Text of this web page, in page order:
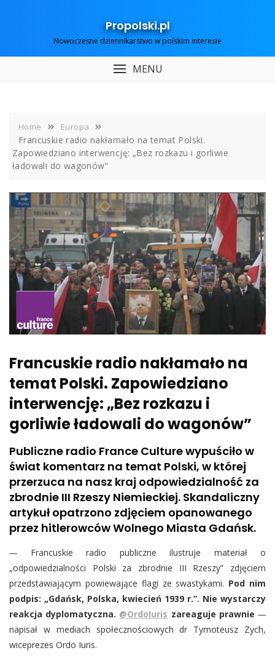
Propolski.pl
Nowoczesne dziennikarstwo w polskim interesie
MENU
Home Europa
Francuskie radio nakłamało na temat Polski.
Zapowiedziano interwencję: „Bez rozkazu i gorliwie
ładowali do wagonów”
Francuskie radio nakłamało na
temat Polski. Zapowiedziano
interwencję: „Bez rozkazu i
gorliwie ładowali do wagonów”
Publiczne radio France Culture wypuściło w
świat komentarz na temat Polski, w której
przerzuca na nasz kraj odpowiedzialność za
zbrodnie III Rzeszy Niemieckiej. Skandaliczny
artykuł opatrzono zdjęciem opanowanego
przez hitlerowców Wolnego Miasta Gdańsk.
— Francuskie radio publiczne ilustruje materiał o
„odpowiedzialności Polski za zbrodnie III Rzeszy” zdjęciem
przedstawiającym powiewające flagi ze swastykami. Pod nim
podpis: „Gdańsk, Polska, kwiecień 1939 r.”. Nie wystarczy
reakcja dyplomatyczna. @OrdoIuris zareaguje prawnie —
napisał w mediach społecznościowych dr Tymoteusz Zych,
wiceprezes Ordo Iuris.